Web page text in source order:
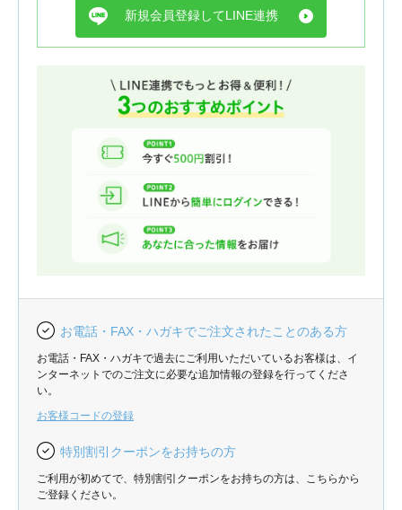
新規会員登録してLINE連携
お電話・FAX・ハガキでご注文されたことのある方
お電話・FAX・ハガキで過去にご利用いただいているお客様は、イ
ンターネットでのご注文に必要な追加情報の登録を行ってくださ
い。
お客様コードの登録
特別割引クーポンをお持ちの方
ご利用が初めてで、特別割引クーポンをお持ちの方は、こちらから
ご登録ください。